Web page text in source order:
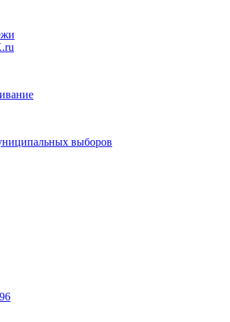
выборов